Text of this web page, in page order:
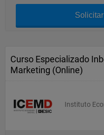
Curso Especializado
Marketing (Online)
Instituto